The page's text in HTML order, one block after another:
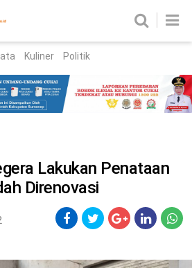
Kuliner Politik
Lakukan Penataan
Direnovasi